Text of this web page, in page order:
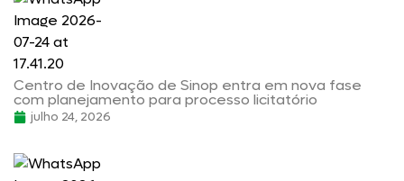
Centro de Inovação de Sinop entra em nova fase
com planejamento para processo licitatório
julho 24, 2026